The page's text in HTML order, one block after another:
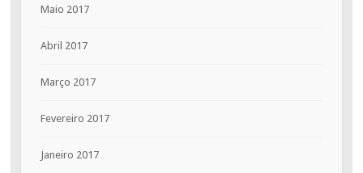
Maio 2017
Abril 2017
Março 2017
Fevereiro 2017
Janeiro 2017